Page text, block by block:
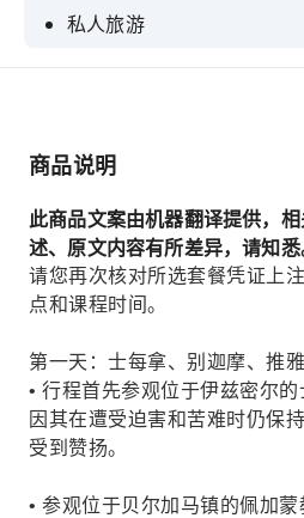
私人旅游
入住四星级饭店两晚
商品说明
此商品文案由机器翻译提供，
述、原文内容有所差异，请知悉
请您再次核对所选套餐凭证上
点和课程时间。
第一天：士每拿、别迦摩、推
• 行程首先参观位于伊兹密尔
因其在遭受迫害和苦难时仍保
受到赞扬。
• 参观位于贝尔加马镇的佩加